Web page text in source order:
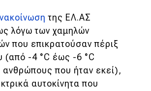
της ΕΛ.ΑΣ
λόγω των χαμηλών
που επικρατούσαν πέριξ
(από -4 °C έως -6 °C
που ήταν εκεί),
αυτοκίνητα που